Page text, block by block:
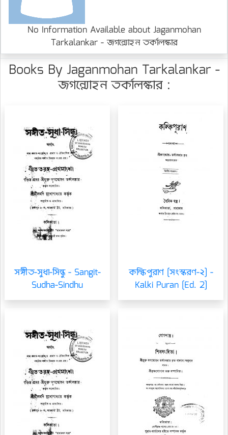
No Information Available about Jaganmohan
Tarkalankar - জগন্মোহন তর্কালঙ্কার
Books By Jaganmohan Tarkalankar -
জগন্মোহন তর্কালঙ্কার :
সঙ্গীত-সুধা-সিন্ধু - Sangit-
Sudha-Sindhu
কল্কিপুরাণ [সংস্করণ-২] -
Kalki Puran [Ed. 2]